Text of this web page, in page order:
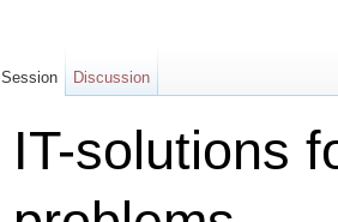
IT-solutions
Session Discussion